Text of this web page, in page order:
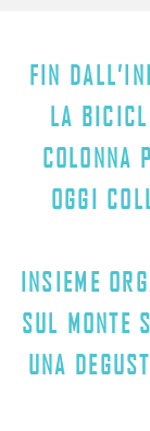
FIN
LA
COLONNA
OGGI
INSIEME
SUL MONTE
UNA